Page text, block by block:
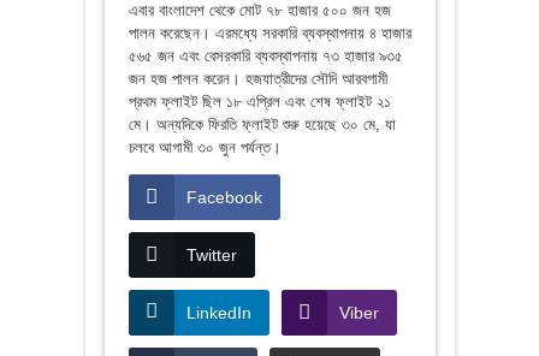
এবার বাংলাদেশ থেকে মোট ৭৮ হাজার ৫০০ জন হজ
পালন করেছেন। এরমধ্যে সরকারি ব্যবস্থাপনায় ৪ হাজার
৫৬৫ জন এবং বেসরকারি ব্যবস্থাপনায় ৭৩ হাজার ৯৩৫
জন হজ পালন করেন। হজযাত্রীদের সৌদি আরবগামী
প্রথম ফ্লাইট ছিল ১৮ এপ্রিল এবং শেষ ফ্লাইট ২১
মে। অন্যদিকে ফিরতি ফ্লাইট শুরু হয়েছে ৩০ মে, যা
চলবে আগামী ৩০ জুন পর্যন্ত।
Facebook
Twitter
LinkedIn Viber